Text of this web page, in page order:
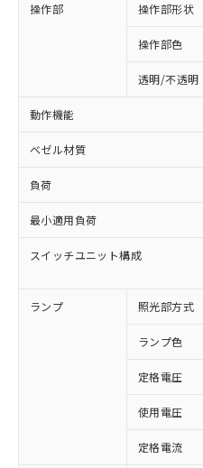
操作部 操作部形状
操作部色
透明/不透明
動作機能
ベゼル材質
負荷
最小適用負荷
スイッチユニット構成
ランプ 照光部方式
ランプ色
定格電圧
使用電圧
定格電流
※1 対応状況
対応済み：EU